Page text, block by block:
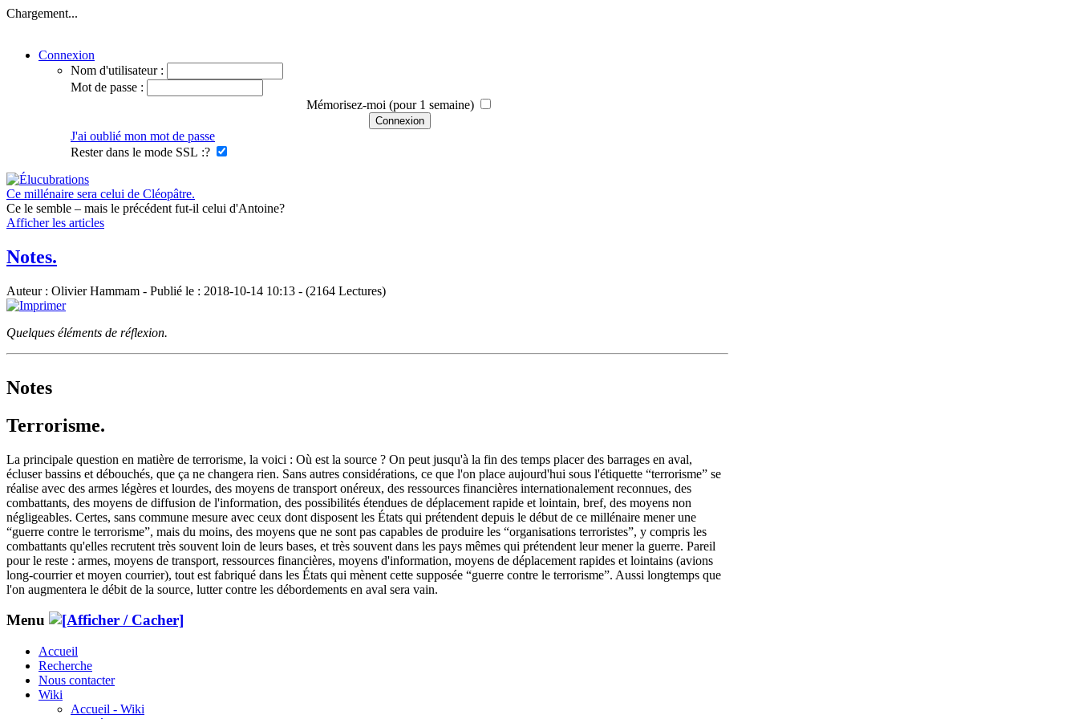
Chargement...
Connexion
Nom d'utilisateur :
Mot de passe :
Mémorisez-moi (pour 1 semaine)
J'ai oublié mon mot de passe
Rester dans le mode SSL :?
Ce millénaire sera celui de Cléopâtre.
Ce le semble – mais le précédent fut-il celui d'Antoine?
Afficher les articles
Notes.
Auteur : Olivier Hammam - Publié le : 2018-10-14 10:13 - (2164 Lectures)
Quelques éléments de réflexion.
Notes
Terrorisme.
La principale question en matière de terrorisme, la voici : Où est la source ? On peut jusqu'à la fin des temps placer des barrages en aval,
écluser bassins et débouchés, que ça ne changera rien. Sans autres considérations, ce que l'on place aujourd'hui sous l'étiquette “terrorisme” se
réalise avec des armes légères et lourdes, des moyens de transport onéreux, des ressources financières internationalement reconnues, des
combattants, des moyens de diffusion de l'information, des possibilités étendues de déplacement rapide et lointain, bref, des moyens non
négligeables. Certes, sans commune mesure avec ceux dont disposent les États qui prétendent depuis le début de ce millénaire mener une
“guerre contre le terrorisme”, mais du moins, des moyens que ne sont pas capables de produire les “organisations terroristes”, y compris les
combattants qu'elles recrutent très souvent loin de leurs bases, et très souvent dans les pays mêmes qui prétendent leur mener la guerre. Pareil
pour le reste : armes, moyens de transport, ressources financières, moyens d'information, moyens de déplacement rapides et lointains (avions
long-courrier et moyen courrier), tout est fabriqué dans les États qui mènent cette supposée “guerre contre le terrorisme”. Aussi longtemps que
l'on augmentera le débit de la source, lutter contre les débordements en aval sera vain.
Menu
Accueil
Recherche
Nous contacter
Wiki
Accueil - Wiki